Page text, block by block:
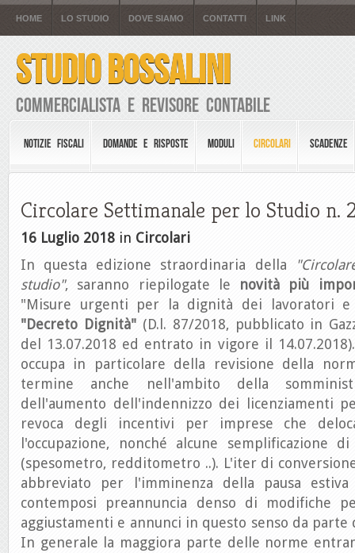
HOME LO STUDIO DOVE SIAMO CONTATTI LINK
STUDIO BOSSALINI
Commercialista e Revisore Contabile
NOTIZIE FISCALI DOMANDE E RISPOSTE MODULI CIRCOLARI SCADENZE
Circolare Settimanale per lo Studio n.
16 Luglio 2018 in Circolari
In questa edizione straordinaria della
studio", saranno riepilogate le novità più
"Misure urgenti per la dignità dei lavoratori e
"Decreto Dignità"(D.l. 87/2018, pubblicato in
del 13.07.2018 ed entrato in vigore il
occupa in particolare della revisione della
termine anche nell'ambito della
dell'aumento dell'indennizzo dei licenziamenti
revoca degli incentivi per imprese che
l'occupazione, nonché alcune semplificazione
(spesometro, redditometro ..). L'iter di
abbreviato per l'imminenza della pausa estiva
contemposi preannuncia denso di modifiche
aggiustamenti e annunci in questo senso da parte
In generale la maggiora parte delle norme